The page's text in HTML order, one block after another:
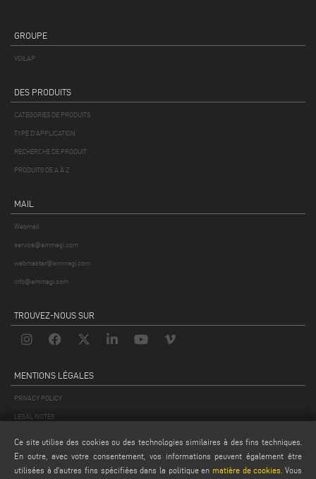
GROUPE
VOILÀP
DES PRODUITS
CATÉGORIES DE PRODUITS
TYPE D'APPLICATION
RECHERCHE DE PRODUIT
PRODUITS DE A À Z
MAIL
Webmail
service@emmegi.com
webmaster@emmegi.com
info@emmegi.com
TROUVEZ-NOUS SUR
MENTIONS LÉGALES
PRIVACY POLICY
LEGAL NOTES
CONDITIONS GÉNÉRALES DE VENTE
CONDITIONS GÉNÉRALES DE DISTRIBUTION
Ce site utilise des cookies ou des technologies similaires à des fins techniques.
En outre, avec votre consentement, vos informations peuvent également être
utilisées à d'autres fins spécifiées dans la politique en matière de cookies . Vous